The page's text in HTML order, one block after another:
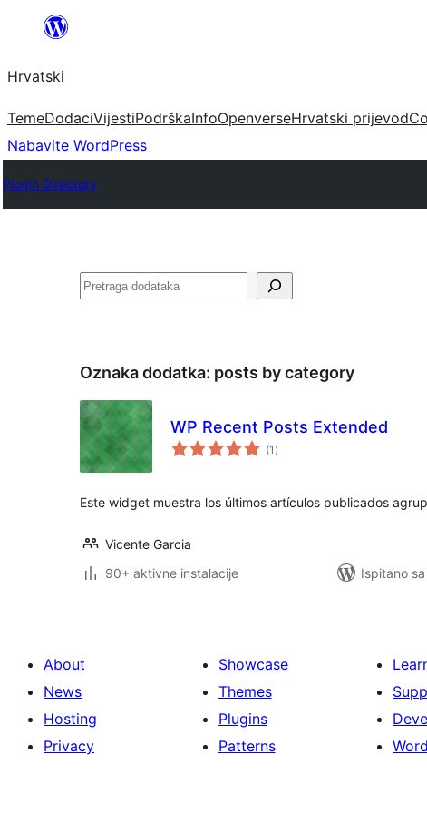
Skoči
sadržaja
Hrvatski
TemeDodaciVijestiPodrškaInfoOpenverseHrvatski prijevod
Nabavite WordPress
Plugin Directory
Pretraga
Oznaka dodatka: posts by category
WP Recent Posts Extended
(1 ukupna
ocijena
)
Este widget muestra los últimos artículos publicados
Vicente Garcia
90+ aktivne instalacije
Ispitano
About
News
Hosting
Privacy
Showcase
Themes
Plugins
Patterns